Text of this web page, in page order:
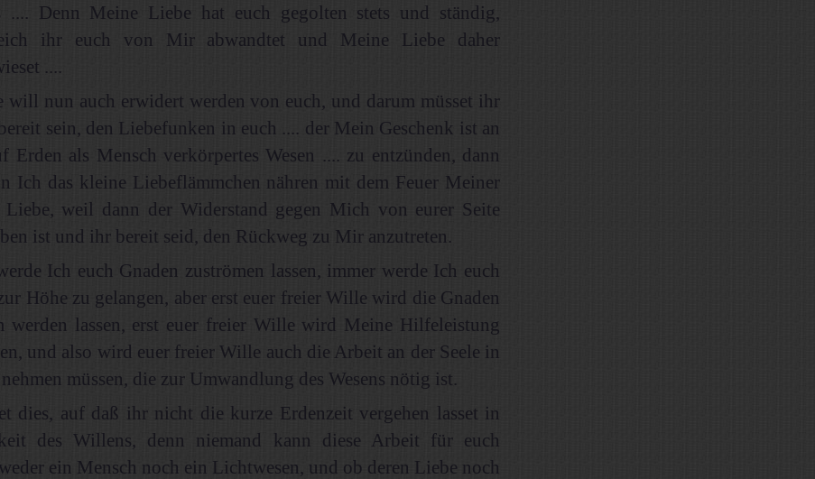
.... Denn Meine Liebe hat euch gegolten stets und ständig,
ihr euch von Mir abwandtet und Meine Liebe daher
....
will nun auch erwidert werden von euch, und darum müsset ihr
sein, den Liebefunken in euch .... der Mein Geschenk ist an
Erden als Mensch verkörpertes Wesen .... zu entzünden, dann
Ich das kleine Liebeflämmchen nähren mit dem Feuer Meiner
Liebe, weil dann der Widerstand gegen Mich von eurer Seite
ist und ihr bereit seid, den Rückweg zu Mir anzutreten.
Ich euch Gnaden zuströmen lassen, immer werde Ich euch
Höhe zu gelangen, aber erst euer freier Wille wird die Gnaden
werden lassen, erst euer freier Wille wird Meine Hilfeleistung
und also wird euer freier Wille auch die Arbeit an der Seele in
müssen, die zur Umwandlung des Wesens nötig ist.
dies, auf daß ihr nicht die kurze Erdenzeit vergehen lasset in
des Willens, denn niemand kann diese Arbeit für euch
ein Mensch noch ein Lichtwesen, und ob deren Liebe noch